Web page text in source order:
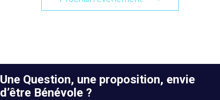
Une Question, une proposition, envie
d’être Bénévole ?